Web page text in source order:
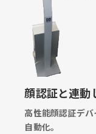
顔認証と連動
高性能顔認証デ
自動化。